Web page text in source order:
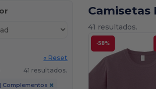
« Reset
41 resultados.
Complementos
Camisetas
41 resultados.
-58%